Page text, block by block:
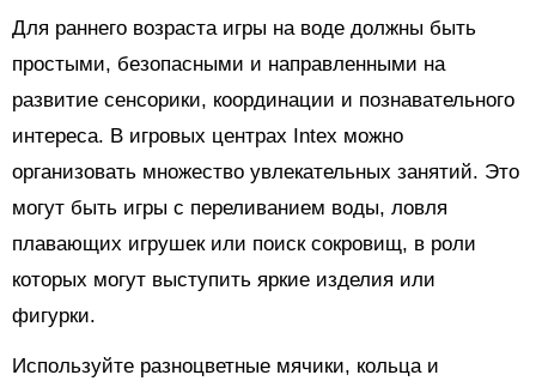
Для раннего возраста игры на воде должны быть
простыми, безопасными и направленными на
развитие сенсорики, координации и познавательного
интереса. В игровых центрах Intex можно
организовать множество увлекательных занятий. Это
могут быть игры с переливанием воды, ловля
плавающих игрушек или поиск сокровищ, в роли
которых могут выступить яркие изделия или
фигурки.
Используйте разноцветные мячики, кольца и